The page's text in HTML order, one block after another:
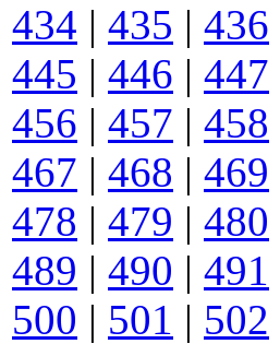
434 | 435 | 436
445 | 446 | 447
456 | 457 | 458
467 | 468 | 469
478 | 479 | 480
489 | 490 | 491
500 | 501 | 502